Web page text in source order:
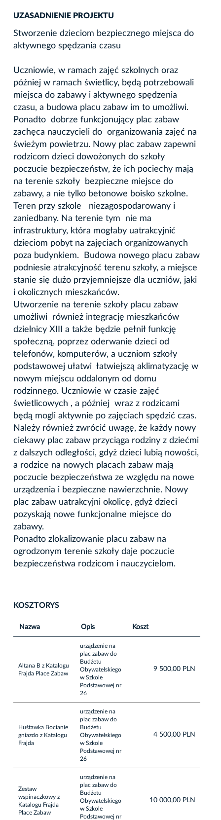
UZASADNIENIE PROJEKTU
Stworzenie dzieciom bezpiecznego miejsca do
aktywnego spędzania czasu
Uczniowie, w ramach zajęć szkolnych oraz
później w ramach świetlicy, będą potrzebowali
miejsca do zabawy i aktywnego spędzenia
czasu, a budowa placu zabaw im to umożliwi.
Ponadto dobrze funkcjonujący plac zabaw
zachęca nauczycieli do organizowania zajęć na
świeżym powietrzu. Nowy plac zabaw zapewni
rodzicom dzieci dowożonych do szkoły
poczucie bezpieczeństw, że ich pociechy mają
na terenie szkoły bezpieczne miejsce do
zabawy, a nie tylko betonowe boisko szkolne.
Teren przy szkole niezagospodarowany i
zaniedbany. Na terenie tym nie ma
infrastruktury, która mogłaby uatrakcyjnić
dzieciom pobyt na zajęciach organizowanych
poza budynkiem. Budowa nowego placu zabaw
podniesie atrakcyjność terenu szkoły, a miejsce
stanie się dużo przyjemniejsze dla uczniów, jaki
i okolicznych mieszkańców.
Utworzenie na terenie szkoły placu zabaw
umożliwi również integrację mieszkańców
dzielnicy XIII a także będzie pełnił funkcję
społeczną, poprzez oderwanie dzieci od
telefonów, komputerów, a uczniom szkoły
podstawowej ułatwi łatwiejszą aklimatyzację w
nowym miejscu oddalonym od domu
rodzinnego. Uczniowie w czasie zajęć
świetlicowych , a później wraz z rodzicami
będą mogli aktywnie po zajęciach spędzić czas.
Należy również zwrócić uwagę, że każdy nowy
ciekawy plac zabaw przyciąga rodziny z dziećmi
z dalszych odległości, gdyż dzieci lubią nowości,
a rodzice na nowych placach zabaw mają
poczucie bezpieczeństwa ze względu na nowe
urządzenia i bezpieczne nawierzchnie. Nowy
plac zabaw uatrakcyjni okolicę, gdyż dzieci
pozyskają nowe funkcjonalne miejsce do
zabawy.
Ponadto zlokalizowanie placu zabaw na
ogrodzonym terenie szkoły daje poczucie
bezpieczeństwa rodzicom i nauczycielom.
KOSZTORYS
Nazwa Opis Koszt
Altana B z Katalogu
Frajda Place Zabaw
urządzenie na
plac zabaw do
Budżetu
Obywatelskiego
w Szkole
Podstawowej nr
26
9 500,00 PLN
Huśtawka Bocianie
gniazdo z Katalogu
Frajda
urządzenie na
plac zabaw do
Budżetu
Obywatelskiego
w Szkole
Podstawowej nr
26
4 500,00 PLN
Zestaw
wspinaczkowy z
Katalogu Frajda
Place Zabaw
urządzenie na
plac zabaw do
Budżetu
Obywatelskiego
w Szkole
Podstawowej nr
10 000,00 PLN